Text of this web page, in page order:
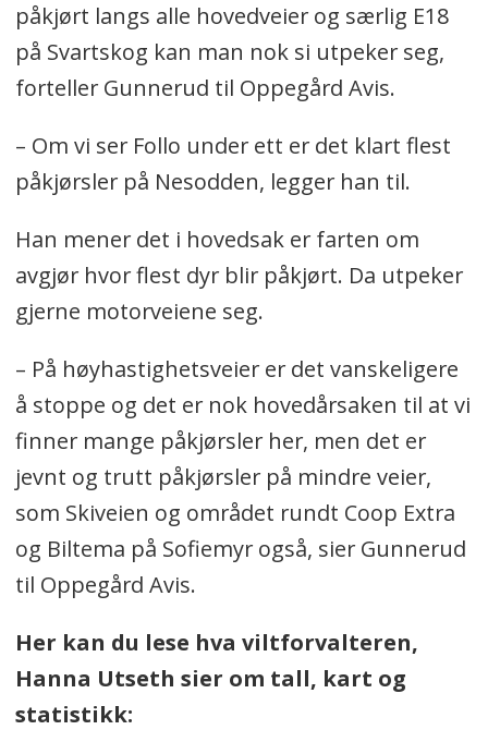
påkjørt langs alle hovedveier og særlig E18
på Svartskog kan man nok si utpeker seg,
forteller Gunnerud til Oppegård Avis.
– Om vi ser Follo under ett er det klart flest
påkjørsler på Nesodden, legger han til.
Han mener det i hovedsak er farten om
avgjør hvor flest dyr blir påkjørt. Da utpeker
gjerne motorveiene seg.
– På høyhastighetsveier er det vanskeligere
å stoppe og det er nok hovedårsaken til at vi
finner mange påkjørsler her, men det er
jevnt og trutt påkjørsler på mindre veier,
som Skiveien og området rundt Coop Extra
og Biltema på Sofiemyr også, sier Gunnerud
til Oppegård Avis.
Her kan du lese hva viltforvalteren,
Hanna Utseth sier om tall, kart og
statistikk: